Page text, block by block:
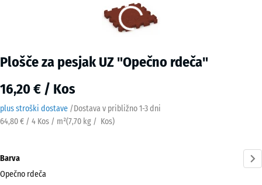
Plošče za pesjak UZ "Opečno rdeča"
16,20 € / Kos
plus stroški dostave /Dostava v približno1-3 dni
64,80 € / 4 Kos / m²(7,70 kg / Kos)
Barva
Opečno rdeča